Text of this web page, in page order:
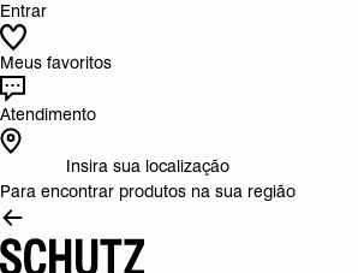
Entrar
Meus favoritos
Atendimento
Insira sua localização
Para encontrar produtos na sua região